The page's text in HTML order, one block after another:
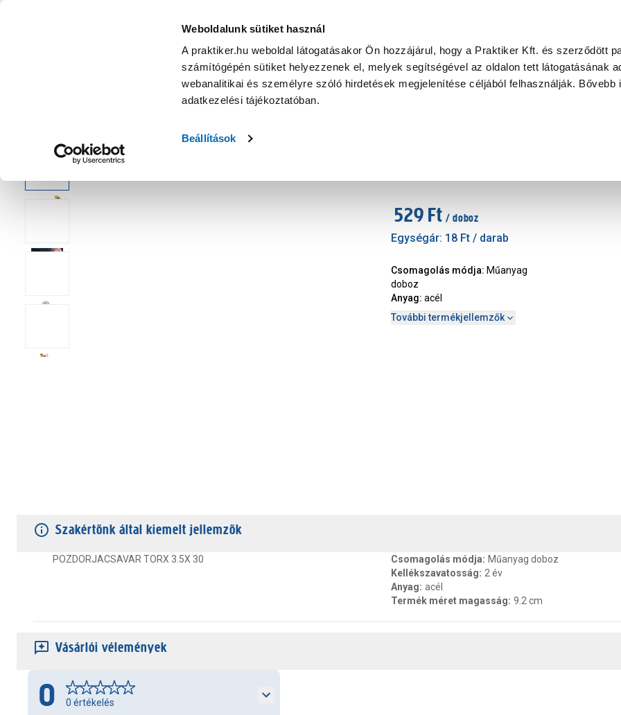
Weboldalunk sütiket használ
A praktiker.hu weboldal látogatásakor Ön hozzájárul, hogy a Praktiker Kft. és szerződött
számítógépén sütiket helyezzenek el, melyek segítségével az oldalon tett látogatásának
webanalitikai és személyre szóló hirdetések megjelenítése céljából felhasználják. Bővebb
adatkezelési tájékoztatóban.
Beállítások
KATEGÓRIÁK
Nyereményjáték Praktiker Professional Szakiajánló Ügyintézés és Információ
529 Ft / doboz
Egységár: 18 Ft / darab
Csomagolás módja: Műanyag
doboz
Anyag: acél
További termékjellemzők
Szakértőnk által kiemelt jellemzők
POZDORJACSAVAR TORX 3.5X 30 Csomagolás módja: Műanyag doboz
Kellékszavatosság: 2 év
Anyag: acél
Termék méret magasság: 9.2 cm
Vásárlói vélemények
0 0 értékelés